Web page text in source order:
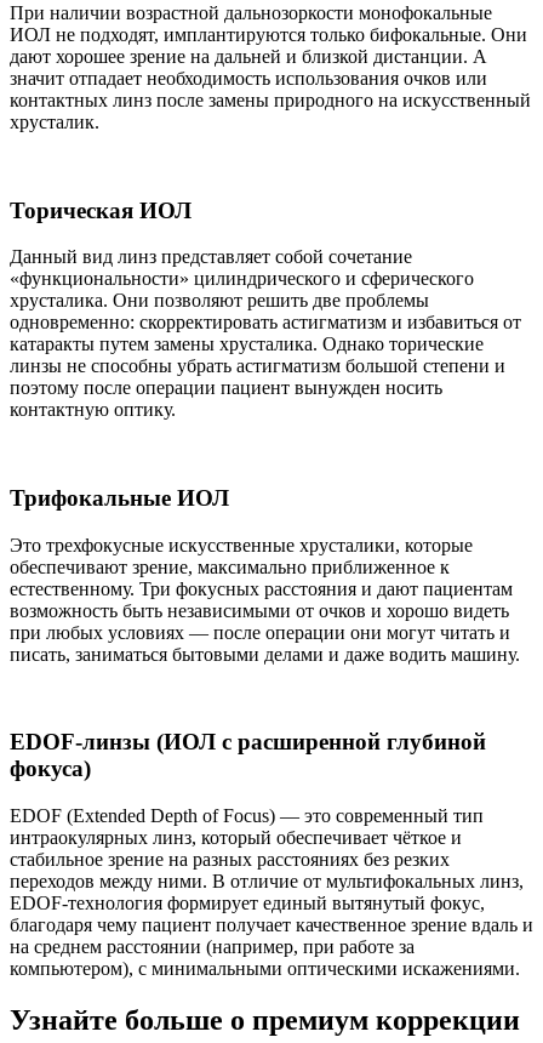
При наличии возрастной дальнозоркости монофокальные
ИОЛ не подходят, имплантируются только бифокальные. Они
дают хорошее зрение на дальней и близкой дистанции. А
значит отпадает необходимость использования очков или
контактных линз после замены природного на искусственный
хрусталик.
Торическая ИОЛ
Данный вид линз представляет собой сочетание
«функциональности» цилиндрического и сферического
хрусталика. Они позволяют решить две проблемы
одновременно: скорректировать астигматизм и избавиться от
катаракты путем замены хрусталика. Однако торические
линзы не способны убрать астигматизм большой степени и
поэтому после операции пациент вынужден носить
контактную оптику.
Трифокальные ИОЛ
Это трехфокусные искусственные хрусталики, которые
обеспечивают зрение, максимально приближенное к
естественному. Три фокусных расстояния и дают пациентам
возможность быть независимыми от очков и хорошо видеть
при любых условиях — после операции они могут читать и
писать, заниматься бытовыми делами и даже водить машину.
EDOF-линзы (ИОЛ с расширенной глубиной
фокуса)
EDOF (Extended Depth of Focus) — это современный тип
интраокулярных линз, который обеспечивает чёткое и
стабильное зрение на разных расстояниях без резких
переходов между ними. В отличие от мультифокальных линз,
EDOF-технология формирует единый вытянутый фокус,
благодаря чему пациент получает качественное зрение вдаль и
на среднем расстоянии (например, при работе за
компьютером), с минимальными оптическими искажениями.
Узнайте больше о премиум коррекции